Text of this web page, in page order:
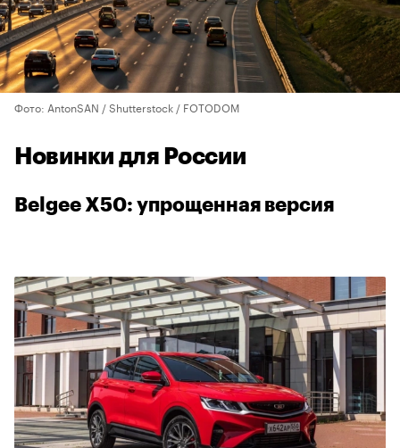
Фото: AntonSAN / Shutterstock / FOTODOM
Новинки для России
Belgee X50: упрощенная версия
00:00 / 00:00